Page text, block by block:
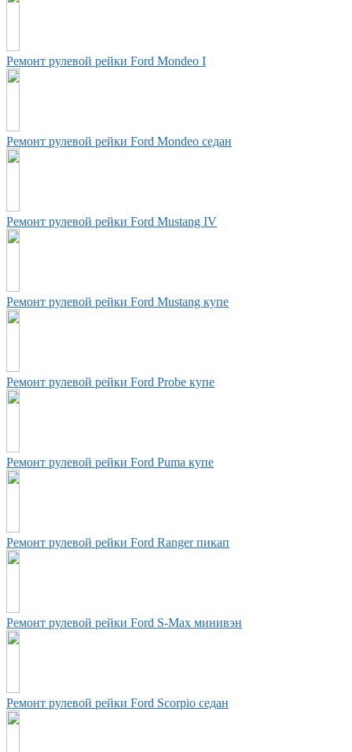
Ремонт рулевой рейки Ford Mondeo I
Ремонт рулевой рейки Ford Mondeo седан
Ремонт рулевой рейки Ford Mustang IV
Ремонт рулевой рейки Ford Mustang купе
Ремонт рулевой рейки Ford Probe купе
Ремонт рулевой рейки Ford Puma купе
Ремонт рулевой рейки Ford Ranger пикап
Ремонт рулевой рейки Ford S-Max минивэн
Ремонт рулевой рейки Ford Scorpio седан